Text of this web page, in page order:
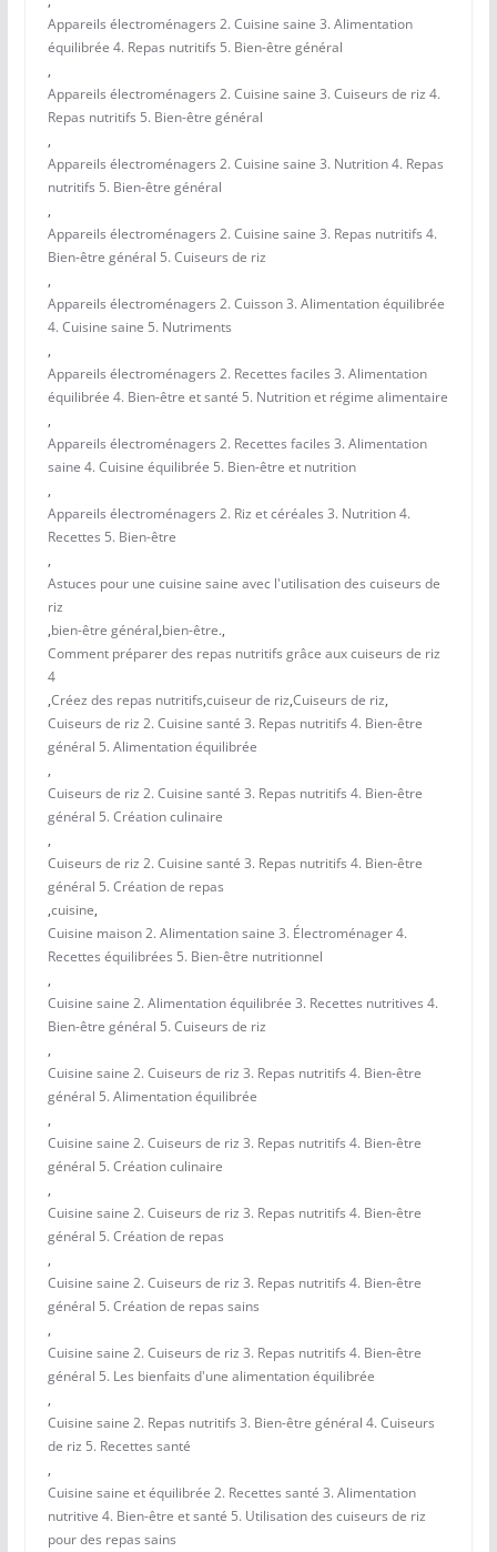
Appareils électroménagers 2. Cuisine saine 3. Alimentation
équilibrée 4. Repas nutritifs 5. Bien-être général
,
Appareils électroménagers 2. Cuisine saine 3. Cuiseurs de riz 4.
Repas nutritifs 5. Bien-être général
,
Appareils électroménagers 2. Cuisine saine 3. Nutrition 4. Repas
nutritifs 5. Bien-être général
,
Appareils électroménagers 2. Cuisine saine 3. Repas nutritifs 4.
Bien-être général 5. Cuiseurs de riz
,
Appareils électroménagers 2. Cuisson 3. Alimentation équilibrée
4. Cuisine saine 5. Nutriments
,
Appareils électroménagers 2. Recettes faciles 3. Alimentation
équilibrée 4. Bien-être et santé 5. Nutrition et régime alimentaire
,
Appareils électroménagers 2. Recettes faciles 3. Alimentation
saine 4. Cuisine équilibrée 5. Bien-être et nutrition
,
Appareils électroménagers 2. Riz et céréales 3. Nutrition 4.
Recettes 5. Bien-être
,
Astuces pour une cuisine saine avec l'utilisation des cuiseurs de
riz
,bien-être général,bien-être.,
Comment préparer des repas nutritifs grâce aux cuiseurs de riz
4
,Créez des repas nutritifs,cuiseur de riz,Cuiseurs de riz,
Cuiseurs de riz 2. Cuisine santé 3. Repas nutritifs 4. Bien-être
général 5. Alimentation équilibrée
,
Cuiseurs de riz 2. Cuisine santé 3. Repas nutritifs 4. Bien-être
général 5. Création culinaire
,
Cuiseurs de riz 2. Cuisine santé 3. Repas nutritifs 4. Bien-être
général 5. Création de repas
,cuisine,
Cuisine maison 2. Alimentation saine 3. Électroménager 4.
Recettes équilibrées 5. Bien-être nutritionnel
,
Cuisine saine 2. Alimentation équilibrée 3. Recettes nutritives 4.
Bien-être général 5. Cuiseurs de riz
,
Cuisine saine 2. Cuiseurs de riz 3. Repas nutritifs 4. Bien-être
général 5. Alimentation équilibrée
,
Cuisine saine 2. Cuiseurs de riz 3. Repas nutritifs 4. Bien-être
général 5. Création culinaire
,
Cuisine saine 2. Cuiseurs de riz 3. Repas nutritifs 4. Bien-être
général 5. Création de repas
,
Cuisine saine 2. Cuiseurs de riz 3. Repas nutritifs 4. Bien-être
général 5. Création de repas sains
,
Cuisine saine 2. Cuiseurs de riz 3. Repas nutritifs 4. Bien-être
général 5. Les bienfaits d'une alimentation équilibrée
,
Cuisine saine 2. Repas nutritifs 3. Bien-être général 4. Cuiseurs
de riz 5. Recettes santé
,
Cuisine saine et équilibrée 2. Recettes santé 3. Alimentation
nutritive 4. Bien-être et santé 5. Utilisation des cuiseurs de riz
pour des repas sains